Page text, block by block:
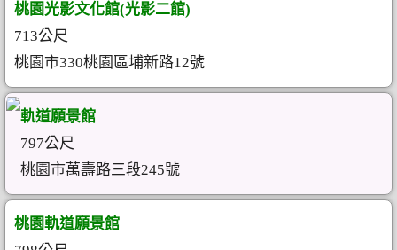
桃園光影文化館(光影二館)
713公尺
桃園市330桃園區埔新路12號
軌道願景館
797公尺
桃園市萬壽路三段245號
桃園軌道願景館